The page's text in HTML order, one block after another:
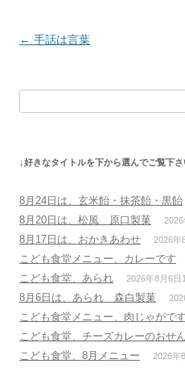
投
ョ
ン
← 手話は言葉
↓好きなタイトルを下から選んでご覧下さ
8月24日は、玄米飴・抹茶飴・黒飴
8月20日は、松風 原口製菓
8月17日は、おかきあわせ 2026年
こども食堂メニュー、カレーです
こども食堂、あられ 2026年8月6日
8月6日は、あられ 森白製菓
こども食堂メニュー、肉じゃがです
こども食堂、チーズカレーのおせ
こども食堂、8月メニュー 2026年